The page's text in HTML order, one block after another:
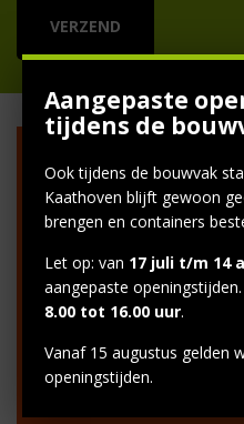
VAN
Postadres
info@vankaathoven.nl
Factuuradres
Aangepaste
tijdens de
Ook tijdens de bouwvak
Kaathoven blijft gewoon
brengen en containers
Let op: van 17 juli t/m 14
aangepaste
8.00 tot 16.00 uur.
Vanaf 15 augustus gelden
openingstijden.